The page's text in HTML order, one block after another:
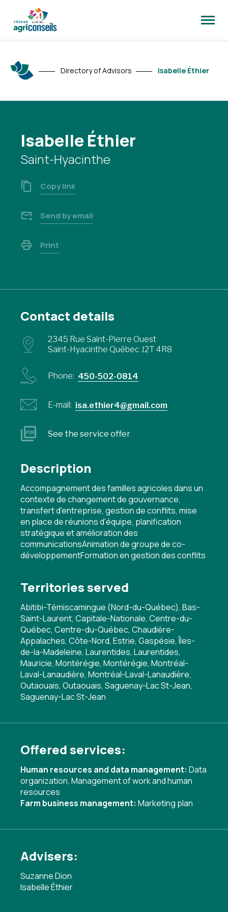
site
Directory of Advisors Isabelle Éthier
Isabelle Éthier
Saint-Hyacinthe
Copy link
Send by email
Print
Contact details
2345 Rue Saint-Pierre Ouest
Saint-Hyacinthe Québec J2T 4R8
Phone: 450-502-0814
E-mail: isa.ethier4@gmail.com
See the service offer
Description
Accompagnement des familles agricoles dans un
contexte de changement de gouvernance,
transfert d'entreprise, gestion de conflits, mise
en place de réunions d'équipe, planification
stratégique et amélioration des
communicationsAnimation de groupe de co-
développementFormation en gestion des conflits
Territories served
Abitibi-Témiscamingue (Nord-du-Québec), Bas-
Saint-Laurent, Capitale-Nationale, Centre-du-
Québec, Centre-du-Québec, Chaudière-
Appalaches, Côte-Nord, Estrie, Gaspésie, Îles-
de-la-Madeleine, Laurentides, Laurentides,
Mauricie, Montérégie, Montérégie, Montréal-
Laval-Lanaudière, Montréal-Laval-Lanaudière,
Outaouais, Outaouais, Saguenay-Lac St-Jean,
Saguenay-Lac St-Jean
Offered services:
Human resources and data management: Data
organization, Management of work and human
resources
Farm business management: Marketing plan
Advisers:
Suzanne Dion
Isabelle Éthier